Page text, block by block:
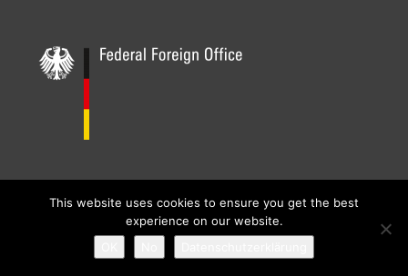
. © Copyright 2018. All Rights Reserved - ECPMF
This website uses cookies to ensure you get the best
experience on our website.